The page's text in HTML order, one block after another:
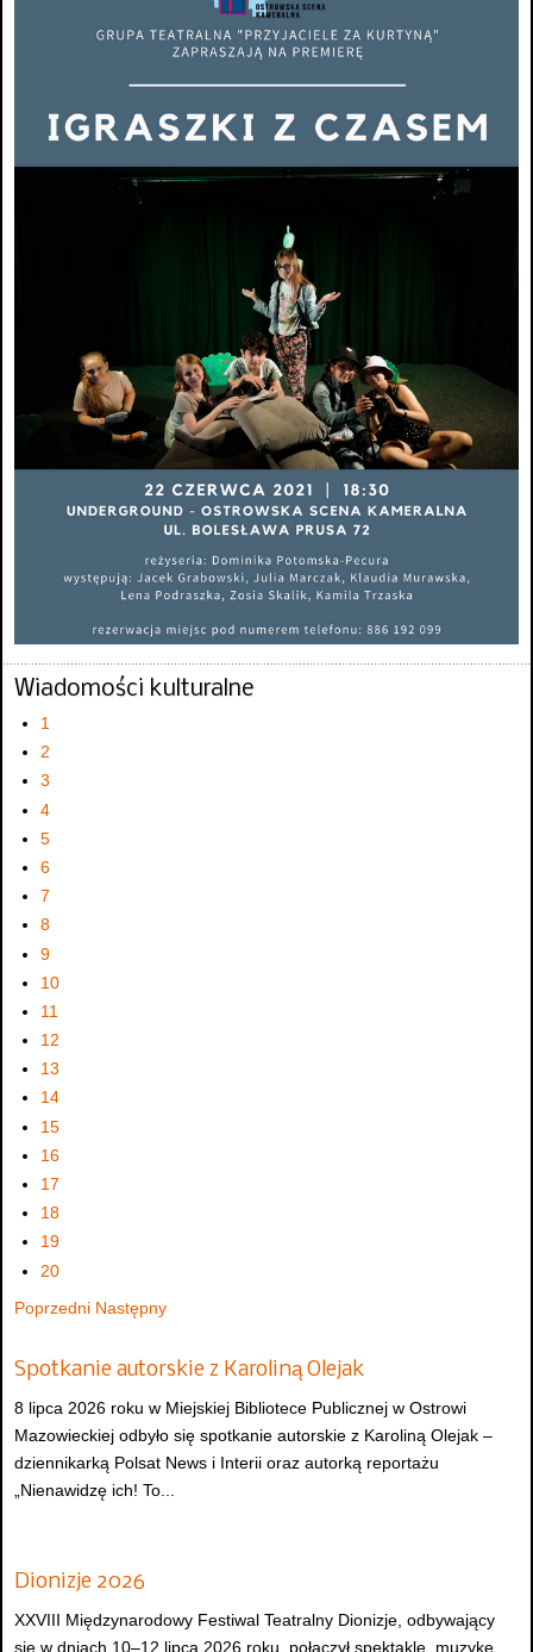
Wiadomości kulturalne
1
2
3
4
5
6
7
8
9
10
11
12
13
14
15
16
17
18
19
20
Poprzedni Następny
Spotkanie autorskie z Karoliną Olejak
8 lipca 2026 roku w Miejskiej Bibliotece Publicznej w Ostrowi
Mazowieckiej odbyło się spotkanie autorskie z Karoliną Olejak –
dziennikarką Polsat News i Interii oraz autorką reportażu
„Nienawidzę ich! To...
Dionizje 2026
XXVIII Międzynarodowy Festiwal Teatralny Dionizje, odbywający
się w dniach 10–12 lipca 2026 roku, połączył spektakle, muzykę